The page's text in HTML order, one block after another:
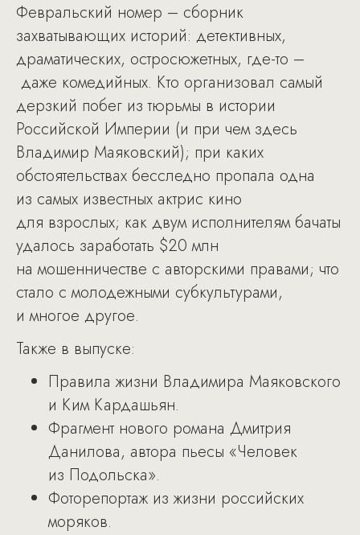
Февральский номер – сборник
захватывающих историй: детективных,
драматических, остросюжетных, где-то –
даже комедийных. Кто организовал самый
дерзкий побег из тюрьмы в истории
Российской Империи (и при чем здесь
Владимир Маяковский); при каких
обстоятельствах бесследно пропала одна
из самых известных актрис кино
для взрослых; как двум исполнителям бачаты
удалось заработать $20 млн
на мошенничестве с авторскими правами; что
стало с молодежными субкультурами,
и многое другое.
Также в выпуске:
Правила жизни Владимира Маяковского
и Ким Кардашьян.
Фрагмент нового романа Дмитрия
Данилова, автора пьесы «Человек
из Подольска».
Фоторепортаж из жизни российских
моряков.